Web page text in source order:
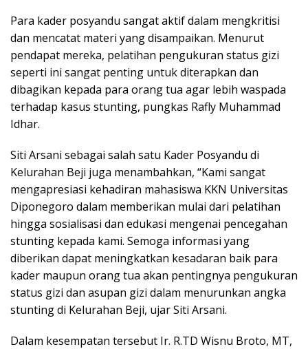
Para kader posyandu sangat aktif dalam mengkritisi
dan mencatat materi yang disampaikan. Menurut
pendapat mereka, pelatihan pengukuran status gizi
seperti ini sangat penting untuk diterapkan dan
dibagikan kepada para orang tua agar lebih waspada
terhadap kasus stunting, pungkas Rafly Muhammad
Idhar.
Siti Arsani sebagai salah satu Kader Posyandu di
Kelurahan Beji juga menambahkan, “Kami sangat
mengapresiasi kehadiran mahasiswa KKN Universitas
Diponegoro dalam memberikan mulai dari pelatihan
hingga sosialisasi dan edukasi mengenai pencegahan
stunting kepada kami. Semoga informasi yang
diberikan dapat meningkatkan kesadaran baik para
kader maupun orang tua akan pentingnya pengukuran
status gizi dan asupan gizi dalam menurunkan angka
stunting di Kelurahan Beji, ujar Siti Arsani.
Dalam kesempatan tersebut Ir. R.TD Wisnu Broto, MT,